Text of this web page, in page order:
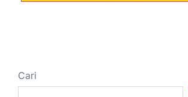
Cari